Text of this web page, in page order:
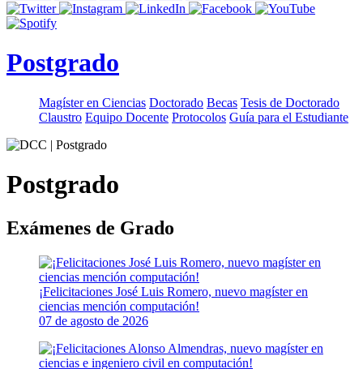
Postgrado
Magíster en Ciencias Doctorado Becas Tesis de Doctorado
Claustro Equipo Docente Protocolos Guía para el Estudiante
Postgrado
Exámenes de Grado
¡Felicitaciones José Luis Romero, nuevo magíster en
ciencias mención computación!
07 de agosto de 2026